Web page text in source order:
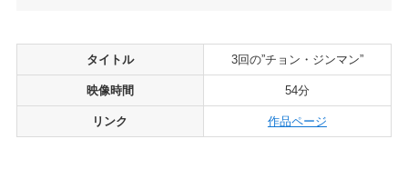
タイトル 3回の”チョン・ジンマン”
映像時間 54分
リンク 作品ページ